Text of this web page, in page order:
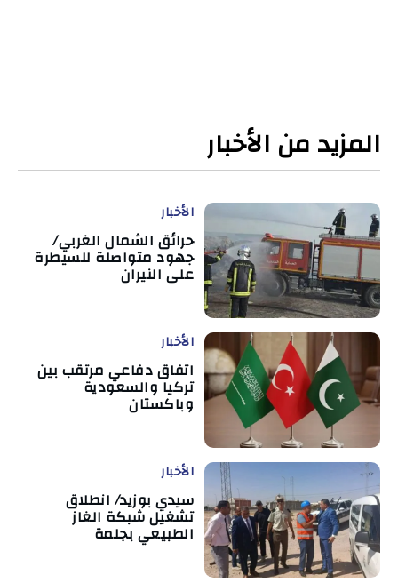
المزيد من الأخبار
الأخبار
حرائق الشمال الغربي/
جهود متواصلة للسيطرة
على النيران
الأخبار
اتفاق دفاعي مرتقب بين
تركيا والسعودية
وباكستان
الأخبار
سيدي بوزيد/ انطلاق
تشغيل شبكة الغاز
الطبيعي بجلمة